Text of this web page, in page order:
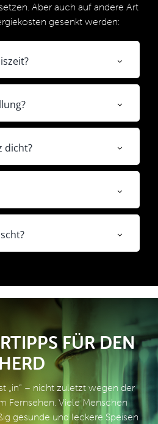
Aber auch auf andere Art
gesenkt werden:
dicht?
FÜR DEN H
ERD
„in“ – nicht zuletzt wegen der
Fernsehen. Viele Menschen
gesunde und leckere Speisen